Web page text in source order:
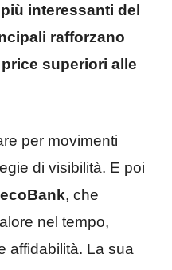
interessanti del
rafforzano
superiori alle
per movimenti
di visibilità. E poi
, che
nel tempo,
affidabilità. La sua